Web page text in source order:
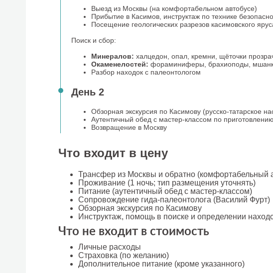
Выезд из Москвы (на комфортабельном автобусе)
Прибытие в Касимов, инструктаж по технике
Посещение геологических разрезов касимовского
Поиск и сбор:
Минералов: халцедон, опал, кремни, щёточки
Окаменелостей: фораминиферы, брахиоподы,
Разбор находок с палеонтологом
День 2
Обзорная экскурсия по Касимову (русско-татарское
Аутентичный обед с мастер-классом по
Возвращение в Москву
Что входит в цену
Трансфер из Москвы и обратно (комфортабельный
Проживание (1 ночь; тип размещения уточнять)
Питание (аутентичный обед с мастер-классом)
Сопровождение гида-палеонтолога (Василий Фурт)
Обзорная экскурсия по Касимову
Инструктаж, помощь в поиске и определении
Что не входит в стоимость
Личные расходы
Страховка (по желанию)
Дополнительное питание (кроме указанного)